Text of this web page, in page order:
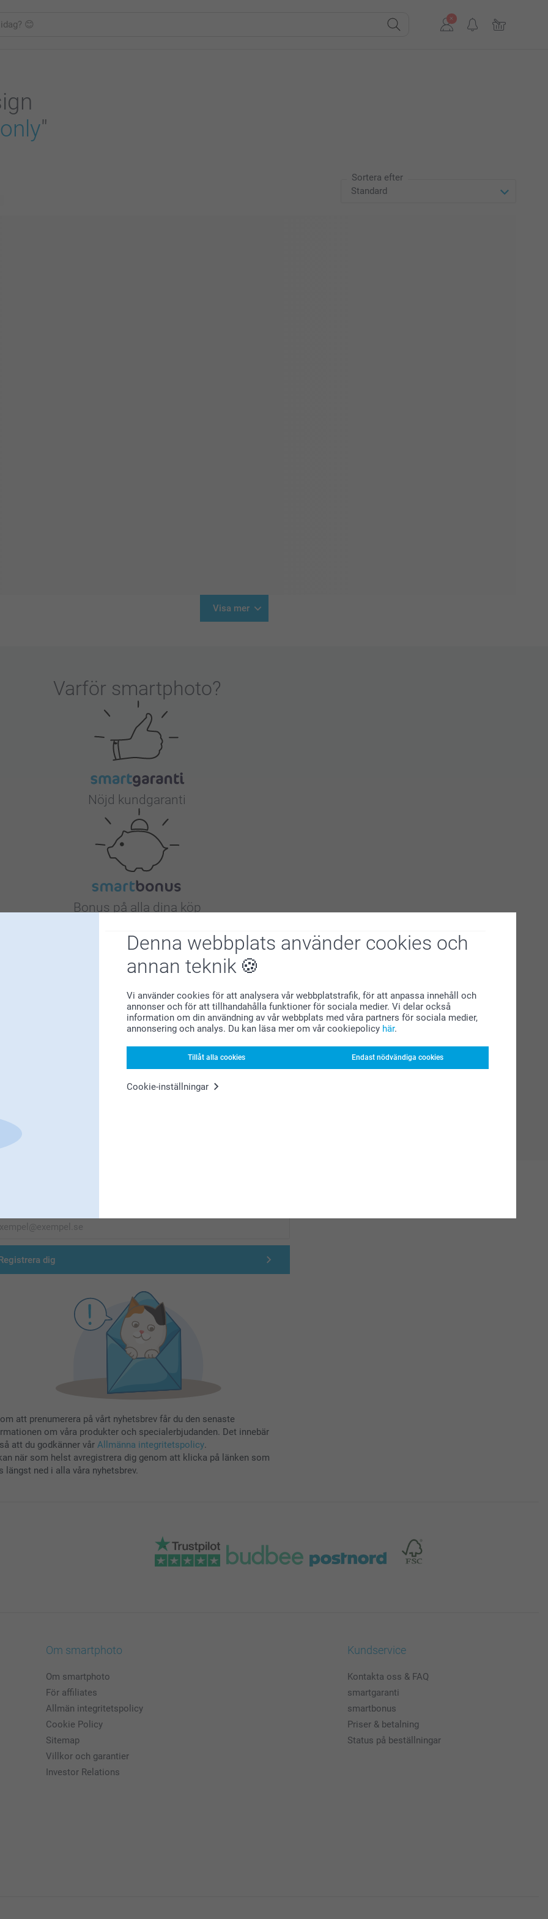
Denna webbplats använder cookies och
annan teknik
Vi använder cookies för att analysera vår webbplatstrafik, för att anpassa innehåll och
annonser och för att tillhandahålla funktioner för sociala medier. Vi delar också
information om din användning av vår webbplats med våra partners för sociala medier,
annonsering och analys. Du kan läsa mer om vår cookiepolicy här.
Tillåt alla cookies Endast nödvändiga cookies
Cookie-inställningar
"
Sortera efter
Visa mer
Varför smartphoto?
Nöjd kundgaranti
Bonus på alla dina köp
Letar du efter inspiration?
dig
att prenumerera på vårt nyhetsbrev får du den senaste
om våra produkter och specialerbjudanden. Det innebär
att du godkänner vår Allmänna integritetspolicy.
när som helst avregistrera dig genom att klicka på länken som
längst ned i alla våra nyhetsbrev.
Om smartphoto
Om smartphoto
För affiliates
Allmän integritetspolicy
Cookie Policy
Sitemap
Villkor och garantier
Investor Relations
Kundservice
Kontakta oss & FAQ
smartgaranti
smartbonus
Priser & betalning
Status på beställningar